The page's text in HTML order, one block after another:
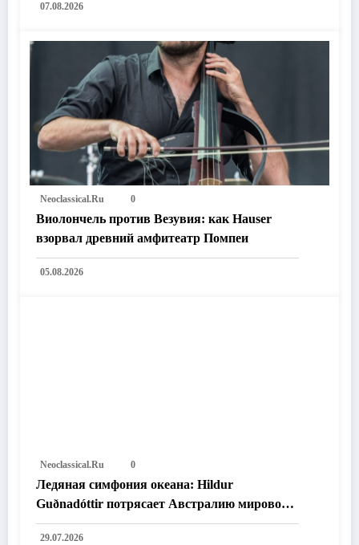
07.08.2026
Neoclassical.ru 0
Виолончель против Везувия: как Hauser
взорвал древний амфитеатр Помпеи
05.08.2026
Neoclassical.ru 0
Ледяная симфония океана: Hildur
Guðnadóttir потрясает Австралию мировой
премьерой «Time and the Water»
29.07.2026